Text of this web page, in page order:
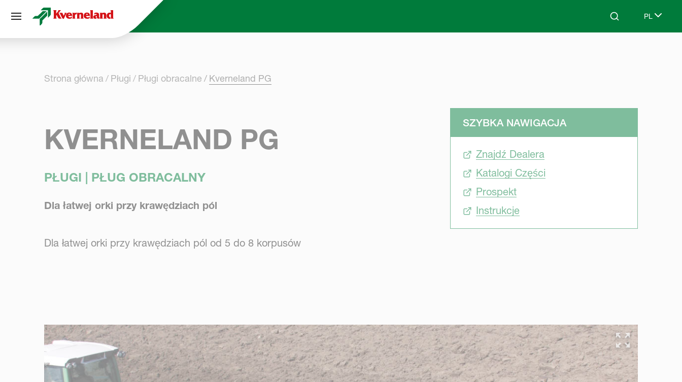
Search PL
Select
Strona główna Pługi Pługi obracalne Kverneland PG
KVERNELAND PG
PŁUGI | PŁUG OBRACALNY
Dla łatwej orki przy krawędziach pól
Dla łatwej orki przy krawędziach pól od 5 do 8 korpusów
SZYBKA NAWIGACJA
Znajdź Dealera
Katalogi Części
Prospekt
Instrukcje
Panel zarządzania plikami cookies